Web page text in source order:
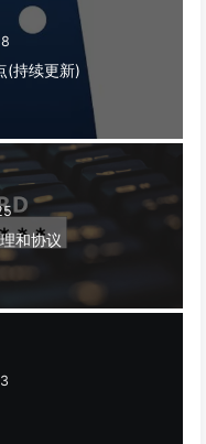
(持续更新)
和协议